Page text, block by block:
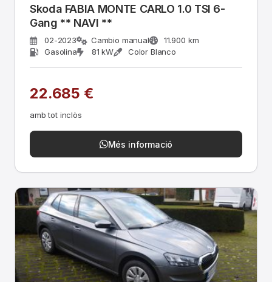
Skoda FABIA MONTE CARLO 1.0 TSI 6-
Gang ** NAVI **
02-2023 Cambio manual
11.900 km
Gasolina
81 kW Color Blanco
22.685 €
amb tot inclòs
Més informació